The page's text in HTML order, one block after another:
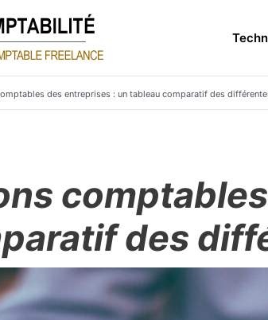
des entreprises : un tableau comparatif des
des